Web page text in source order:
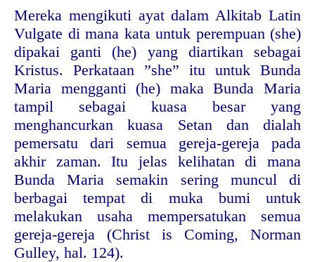
Mereka mengikuti ayat dalam Alkitab Latin
Vulgate di mana kata untuk perempuan (she)
dipakai ganti (he) yang diartikan sebagai
Kristus. Perkataan ”she” itu untuk Bunda
Maria mengganti (he) maka Bunda Maria
tampil sebagai kuasa besar yang
menghancurkan kuasa Setan dan dialah
pemersatu dari semua gereja-gereja pada
akhir zaman. Itu jelas kelihatan di mana
Bunda Maria semakin sering muncul di
berbagai tempat di muka bumi untuk
melakukan usaha mempersatukan semua
gereja-gereja (Christ is Coming, Norman
Gulley, hal. 124).